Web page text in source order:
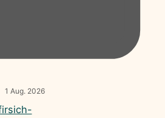
1 Aug. 2026